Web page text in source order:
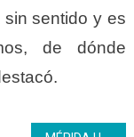
sentido y es
de dónde